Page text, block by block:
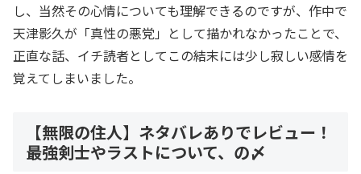
し、当然その心情についても理解できるのですが、作中で
天津影久が「真性の悪党」として描かれなかったことで、
正直な話、イチ読者としてこの結末には少し寂しい感情を
覚えてしまいました。
【無限の住人】ネタバレありでレビュー！
最強剣士やラストについて、の〆